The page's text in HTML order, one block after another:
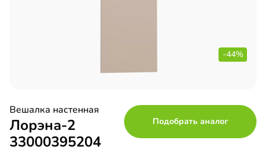
-44%
Подобрать аналог
Вешалка настенная
Лорэна-2
33000395204